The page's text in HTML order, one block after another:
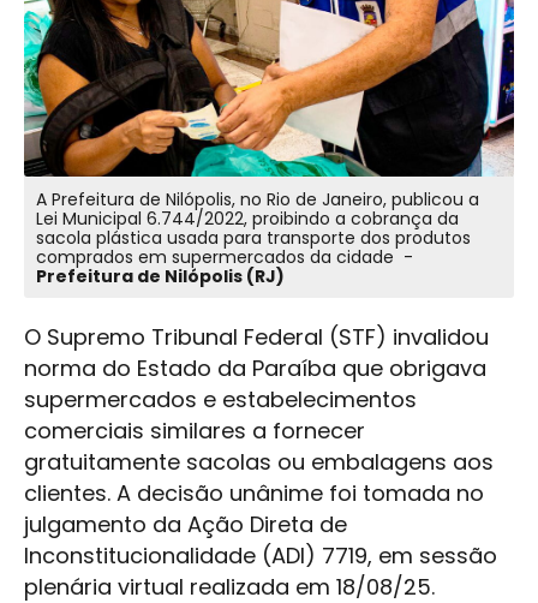
A Prefeitura de Nilópolis, no Rio de Janeiro, publicou a
Lei Municipal 6.744/2022, proibindo a cobrança da
sacola plástica usada para transporte dos produtos
comprados em supermercados da cidade -
Prefeitura de Nilópolis (RJ)
O Supremo Tribunal Federal (STF) invalidou
norma do Estado da Paraíba que obrigava
supermercados e estabelecimentos
comerciais similares a fornecer
gratuitamente sacolas ou embalagens aos
clientes. A decisão unânime foi tomada no
julgamento da Ação Direta de
Inconstitucionalidade (ADI) 7719, em sessão
plenária virtual realizada em 18/08/25.